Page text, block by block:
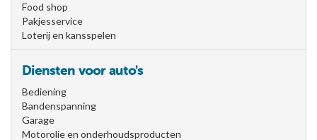
Food shop
Pakjesservice
Loterij en kansspelen
Diensten voor auto's
Bediening
Bandenspanning
Garage
Motorolie en onderhoudsproducten